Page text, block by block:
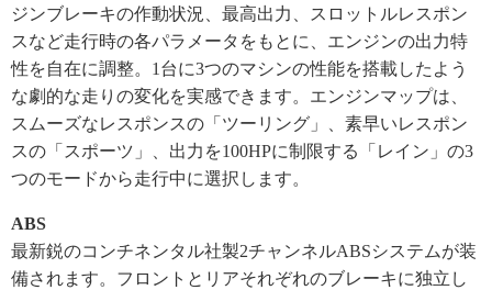
ジンブレーキの作動状況、最高出力、スロットルレスポン
スなど走行時の各パラメータをもとに、エンジンの出力特
性を自在に調整。1台に3つのマシンの性能を搭載したよう
な劇的な走りの変化を実感できます。エンジンマップは、
スムーズなレスポンスの「ツーリング」、素早いレスポン
スの「スポーツ」、出力を100HPに制限する「レイン」の3
つのモードから走行中に選択します。
ABS
最新鋭のコンチネンタル社製2チャンネルABSシステムが装
備されます。フロントとリアそれぞれのブレーキに独立し